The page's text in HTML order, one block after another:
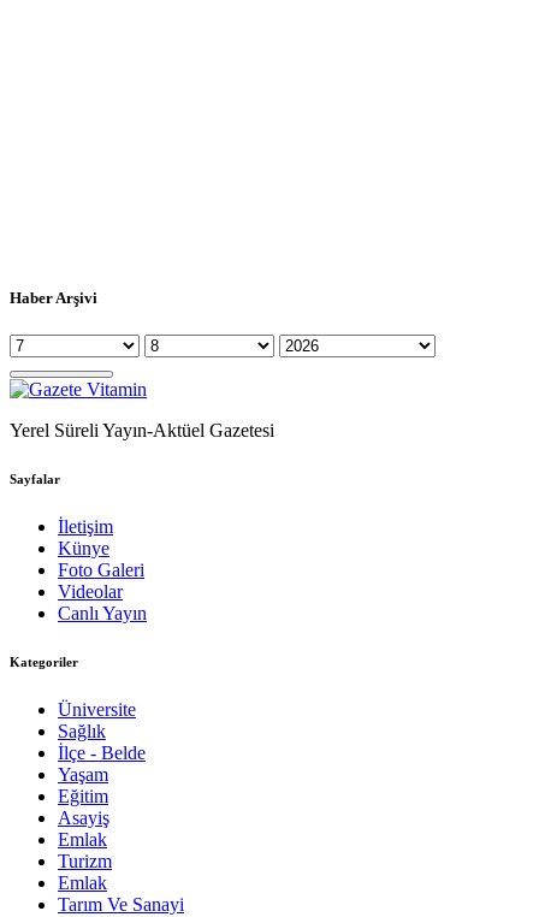
Haber Arşivi
Yerel Süreli Yayın-Aktüel Gazetesi
Sayfalar
İletişim
Künye
Foto Galeri
Videolar
Canlı Yayın
Kategoriler
Üniversite
Sağlık
İlçe - Belde
Yaşam
Eğitim
Asayiş
Emlak
Turizm
Emlak
Tarım Ve Sanayi